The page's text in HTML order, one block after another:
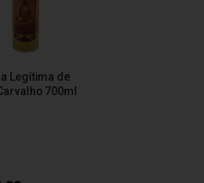
Legítima de
700ml